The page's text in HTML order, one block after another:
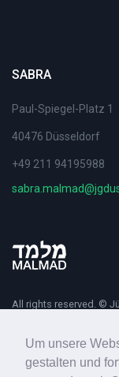
Um unsere
gestalten und
SABRA
Paul-Spiegel-Platz 1
40476 Düsseldorf
+49 211 94195988
All rights reserved. ©